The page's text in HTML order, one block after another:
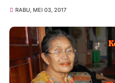
RABU, MEI 03, 2017